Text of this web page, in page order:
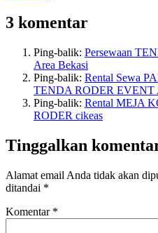
3 komentar
Ping-balik: Persewaan
Area Bekasi
Ping-balik: Rental Sewa
TENDA RODER EVENT
Ping-balik: Rental MEJA
RODER cikeas
Tinggalkan
Alamat email Anda tidak akan
ditandai *
Komentar *